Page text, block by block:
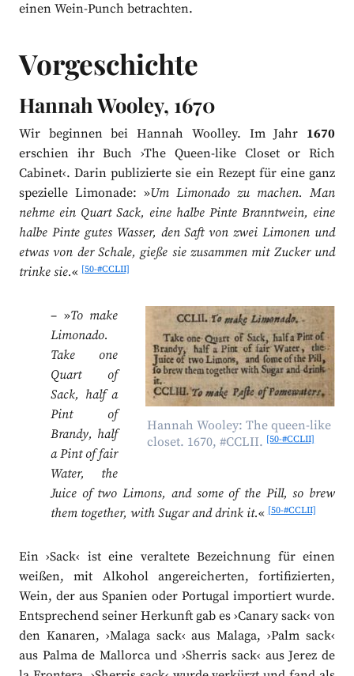
einen Wein-Punch betrachten.
Vorgeschichte
Hannah Wooley, 1670
Wir beginnen bei Hannah Woolley. Im Jahr 1670
erschien ihr Buch ›The Queen-like Closet or Rich
Cabinet‹. Darin publizierte sie ein Rezept für eine ganz
spezielle Limonade: »Um Limonado zu machen. Man
nehme ein Quart Sack, eine halbe Pinte Branntwein, eine
halbe Pinte gutes Wasser, den Saft von zwei Limonen und
etwas von der Schale, gieße sie zusammen mit Zucker und
trinke sie.«[50-#CCLII]
Hannah Wooley: The queen-like
closet. 1670, #CCLII. [50-#CCLII]
– »To make
Limonado.
Take one
Quart of
Sack, half a
Pint of
Brandy, half
a Pint of fair
Water, the
Juice of two Limons, and some of the Pill, so brew
them together, with Sugar and drink it.«[50-#CCLII]
Ein ›Sack‹ ist eine veraltete Bezeichnung für einen
weißen, mit Alkohol angereicherten, fortifizierten,
Wein, der aus Spanien oder Portugal importiert wurde.
Entsprechend seiner Herkunft gab es ›Canary sack‹ von
den Kanaren, ›Malaga sack‹ aus Malaga, ›Palm sack‹
aus Palma de Mallorca und ›Sherris sack‹ aus Jerez de